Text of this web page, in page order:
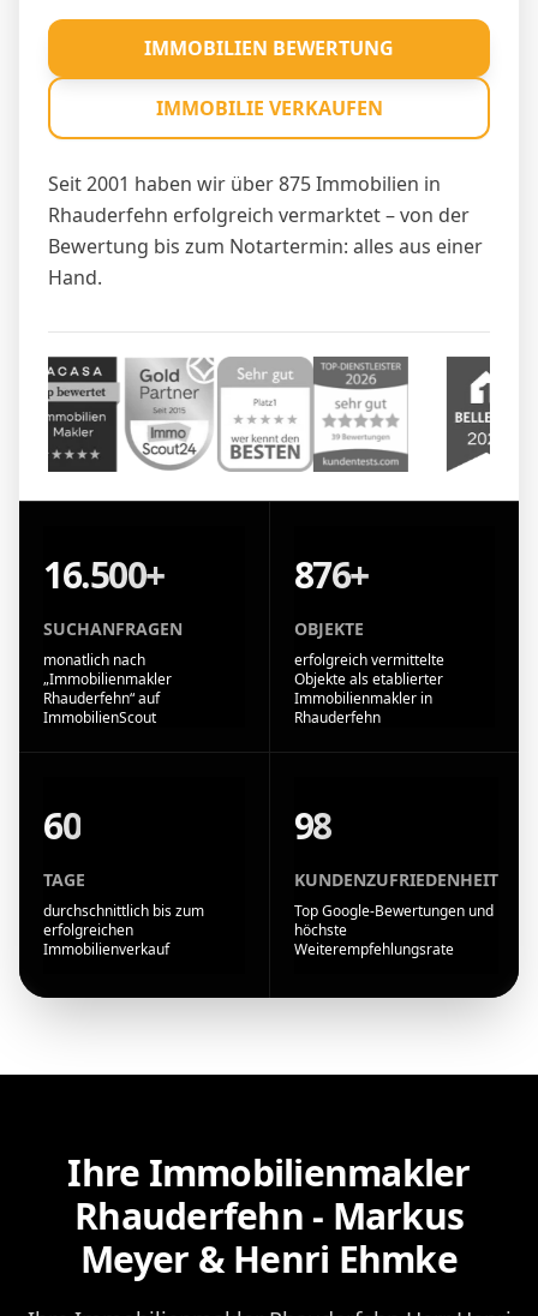
Seit 2001 haben wir über 875 Immobilien in
Rhauderfehn erfolgreich vermarktet – von der
Bewertung bis zum Notartermin: alles aus einer
Hand.
IMMOBILIEN BEWERTUNG
IMMOBILIE VERKAUFEN
16.500+
SUCHANFRAGEN
monatlich nach
„Immobilienmakler
Rhauderfehn“ auf
ImmobilienScout
876+
OBJEKTE
erfolgreich vermittelte
Objekte als etablierter
Immobilienmakler in
Rhauderfehn
60
TAGE
durchschnittlich bis zum
erfolgreichen
Immobilienverkauf
98
KUNDENZUFRIEDENHEIT
Top Google-Bewertungen und
höchste
Weiterempfehlungsrate
Ihre Immobilienmakler
Rhauderfehn - Markus
Meyer & Henri Ehmke